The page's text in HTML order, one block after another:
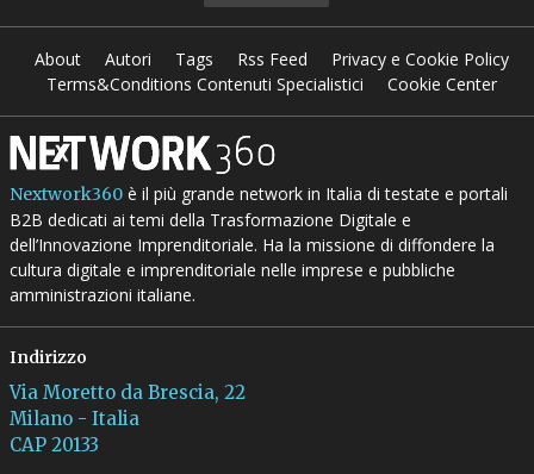
About Autori Tags Rss Feed
Privacy e Cookie Policy
Terms&Conditions Contenuti Specialistici
Cookie Center
Nextwork360è il più grande network in Italia di testate e portali
B2B dedicati ai temi della Trasformazione Digitale e
dell’Innovazione Imprenditoriale. Ha la missione di diffondere la
cultura digitale e imprenditoriale nelle imprese e pubbliche
amministrazioni italiane.
Indirizzo
Via Moretto da Brescia, 22
Milano - Italia
CAP 20133